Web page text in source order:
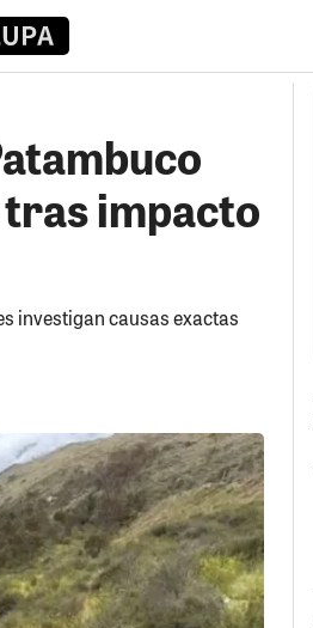
impacto
investigan causas exactas